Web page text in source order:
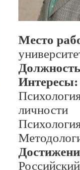
Место
Интересы:
личности